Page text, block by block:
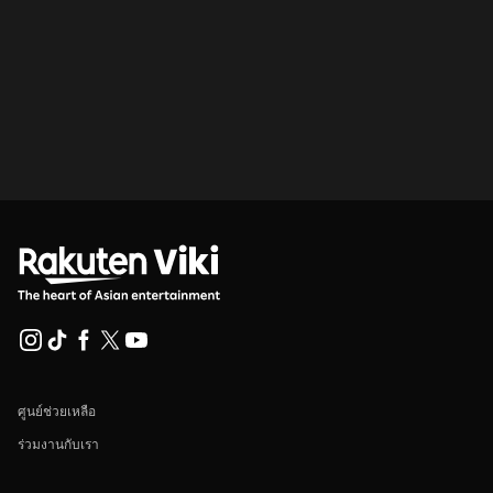
ศูนย์ช่วยเหลือ
ร่วมงานกับเรา